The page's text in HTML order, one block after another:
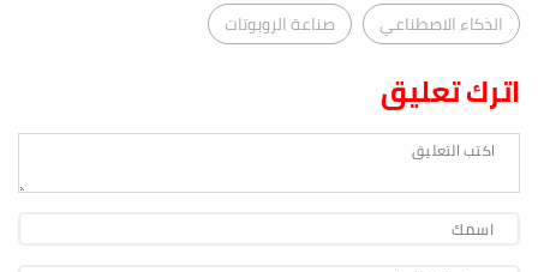
الذكاء الاصطناعي
صناعة الروبوتات
اترك تعليق